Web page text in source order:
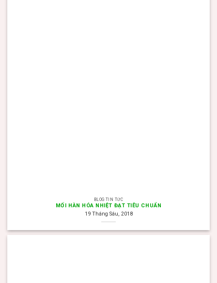
BLOG TIN TỨC
MỐI HÀN HÓA NHIỆT ĐẠT TIÊU CHUẨN
19 Tháng Sáu, 2018